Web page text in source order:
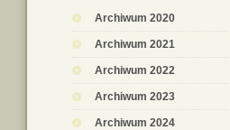
Archiwum 2020
Archiwum 2021
Archiwum 2022
Archiwum 2023
Archiwum 2024